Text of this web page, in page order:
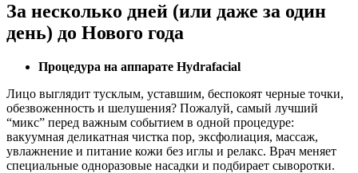
За несколько дней (или даже за один
день) до Нового года
Процедура на аппарате Hydrafacial
Лицо выглядит тусклым, уставшим, беспокоят черные точки,
обезвоженность и шелушения? Пожалуй, самый лучший
“микс” перед важным событием в одной процедуре:
вакуумная деликатная чистка пор, эксфолиация, массаж,
увлажнение и питание кожи без иглы и релакс. Врач меняет
специальные одноразовые насадки и подбирает сыворотки.